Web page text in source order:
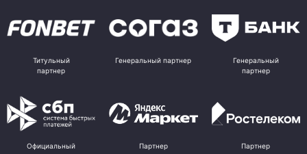
Титульный
партнер
Генеральный партнер
Генеральный
партнер
Официальный
Партнер Партнер